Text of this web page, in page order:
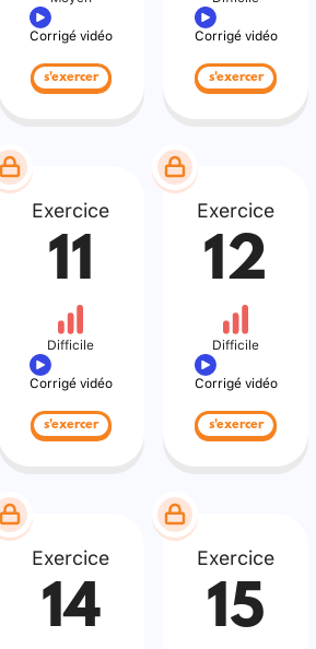
Corrigé vidéo
s'exercer
Corrigé vidéo
s'exercer
Exercice
11
Difficile
Corrigé vidéo
s'exercer
Exercice
12
Difficile
Corrigé vidéo
s'exercer
Exercice
14
Exercice
15